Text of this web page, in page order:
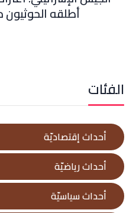
أطلقه
الفئات
أحداث إقتصاديّة
أحداث رياضيّة
أحداث سياسيّة